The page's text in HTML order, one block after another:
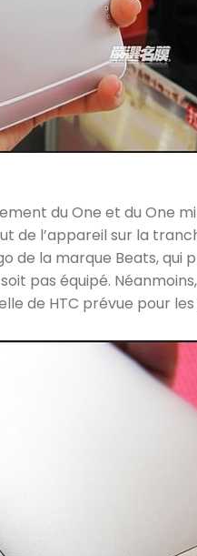
du One et du One
de l’appareil sur la
de la marque Beats, qui
pas équipé.
de HTC prévue pour les